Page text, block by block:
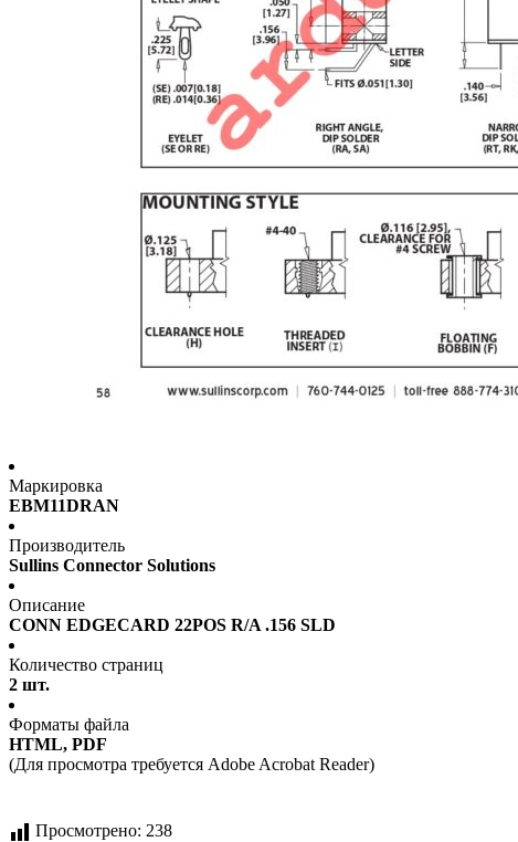
Маркировка
EBM11DRAN
Производитель
Sullins Connector Solutions
Описание
CONN EDGECARD 22POS R/A .156 SLD
Количество страниц
2 шт.
Форматы файла
HTML, PDF
(Для просмотра требуется Adobe Acrobat Reader)
Просмотрено: 238